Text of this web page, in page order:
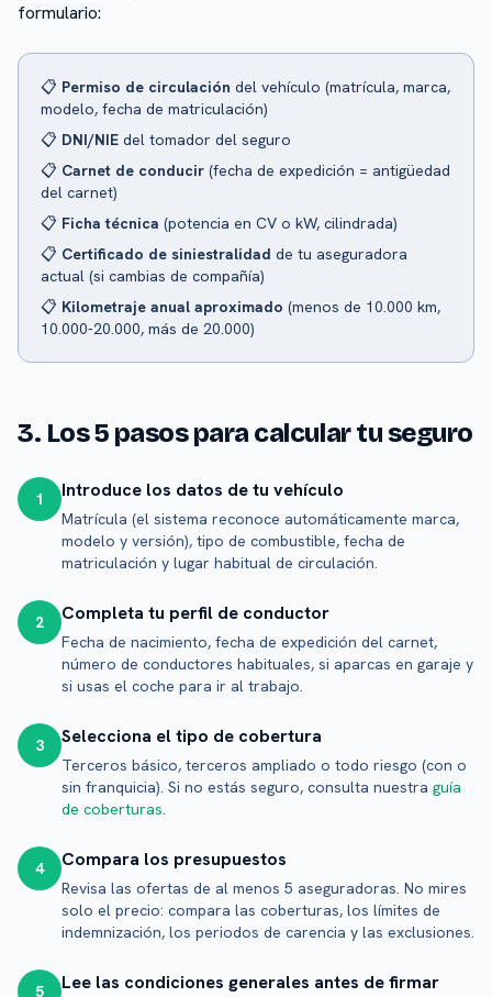
formulario:
📋 Permiso de circulación del vehículo (matrícula, marca,
modelo, fecha de matriculación)
📋 DNI/NIE del tomador del seguro
📋 Carnet de conducir (fecha de expedición = antigüedad
del carnet)
📋 Ficha técnica (potencia en CV o kW, cilindrada)
📋 Certificado de siniestralidad de tu aseguradora
actual (si cambias de compañía)
📋 Kilometraje anual aproximado (menos de 10.000 km,
10.000-20.000, más de 20.000)
3. Los 5 pasos para calcular tu seguro
1 Introduce los datos de tu vehículo
Matrícula (el sistema reconoce automáticamente marca,
modelo y versión), tipo de combustible, fecha de
matriculación y lugar habitual de circulación.
2 Completa tu perfil de conductor
Fecha de nacimiento, fecha de expedición del carnet,
número de conductores habituales, si aparcas en garaje y
si usas el coche para ir al trabajo.
3 Selecciona el tipo de cobertura
Terceros básico, terceros ampliado o todo riesgo (con o
sin franquicia). Si no estás seguro, consulta nuestra guía
de coberturas.
4 Compara los presupuestos
Revisa las ofertas de al menos 5 aseguradoras. No mires
solo el precio: compara las coberturas, los límites de
indemnización, los periodos de carencia y las exclusiones.
5 Lee las condiciones generales antes de firmar